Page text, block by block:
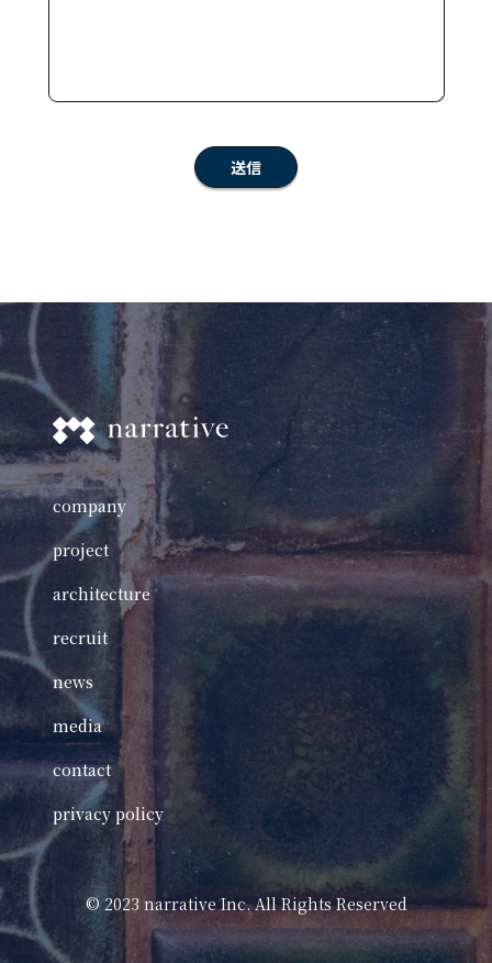
company
project
architecture
recruit
news
media
contact
privacy policy
©️ 2023 narrative Inc. All Rights Reserved